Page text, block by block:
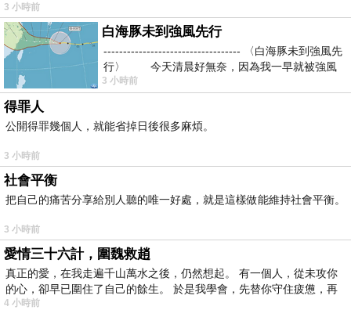
3 小時前
白海豚未到強風先行
----------------------------------- 〈白海豚未到強風先
行〉 今天清晨好無奈，因為我一早就被強風
3 小時前
得罪人
公開得罪幾個人，就能省掉日後很多麻煩。
3 小時前
社會平衡
把自己的痛苦分享給別人聽的唯一好處，就是這樣做能維持社會平衡。
3 小時前
愛情三十六計，圍魏救趙
真正的愛，在我走遍千山萬水之後，仍然想起。 有一個人，從未攻你
的心，卻早已圍住了自己的餘生。 於是我學會，先替你守住疲憊，再
4 小時前